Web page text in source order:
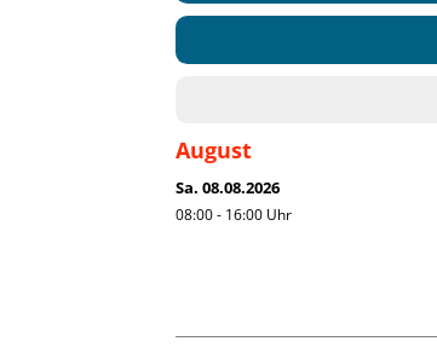
August
Sa. 08.08.2026
08:00 - 16:00 Uhr